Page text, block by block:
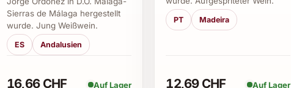
Conte 2022 besonders?
die sorgfältige Verarbeitung verleihen diesem Wein seine
Sierras de Málaga hergestellt
wurde. Jung Weißwein.
ES Andalusien
16,66 CHF Auf Lager
PT Madeira
12,69 CHF Auf Lager